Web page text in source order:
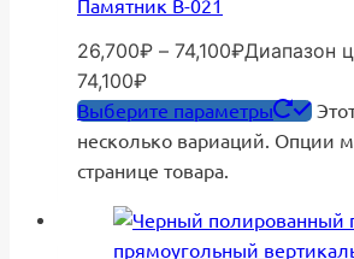
Памятник В-021
26,700₽ – 74,100₽Диапазон
74,100₽
Выберите параметры
несколько вариаций. Опции
странице товара.